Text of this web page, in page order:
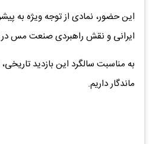
این حضور، نمادی از توجه ویژه به
ایرانی و نقش راهبردی صنعت مس در
به مناسبت سالگرد این بازدید
ماندگار داریم.